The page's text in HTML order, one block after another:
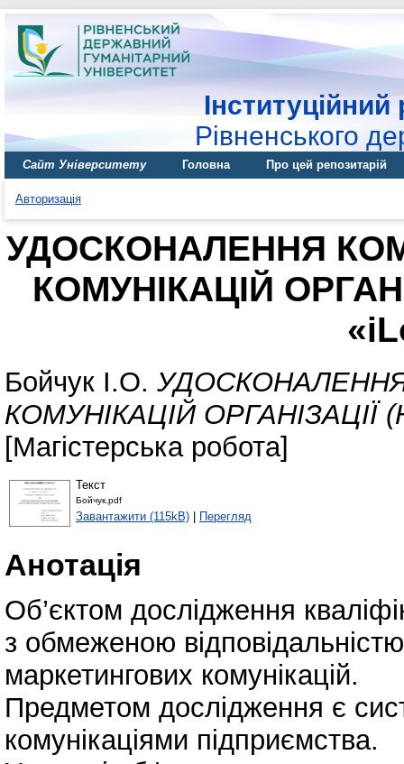
Інституційний
Рівненського
Сайт Університету Головна Про цей репозитарій
Авторизація
УДОСКОНАЛЕННЯ
КОМУНІКАЦІЙ
Бойчук І.О.
КОМУНІКАЦІЙ ОРГАНІЗАЦІЇ
[Магістерська робота]
Текст
Бойчук.pdf
Завантажити (115kB) | Перегляд
Анотація
Об’єктом дослідження
з обмеженою
маркетингових комунікацій.
Предметом дослідження є
комунікаціями підприємства.